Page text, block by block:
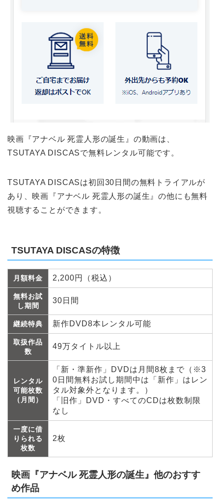
映画『アナベル 死霊人形の誕生』の動画は、
TSUTAYA DISCASで無料レンタル可能です。
TSUTAYA DISCASは初回30日間の無料トライアルが
あり、映画『アナベル 死霊人形の誕生』の他にも無料
視聴することができます。
TSUTAYA DISCASの特徴
月額料金 2,200円（税込）
無料お試
し期間
30日間
継続特典 新作DVD8本レンタル可能
取扱作品
数
49万タイトル以上
レンタル
可能枚数
（月間）
「新・準新作」DVDは月間8枚まで（※3
0日間無料お試し期間中は「新作」はレン
タル対象外となります。）
「旧作」DVD・すべてのCDは枚数制限
なし
一度に借
りられる
枚数
2枚
映画『アナベル 死霊人形の誕生』他のおすす
め作品